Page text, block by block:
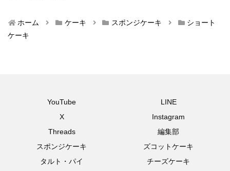
ホーム ケーキ スポンジケーキ
ショート
ケーキ
YouTube
LINE
X
Instagram
Threads
編集部
スポンジケーキ
ズコットケーキ
タルト・パイ
チーズケーキ